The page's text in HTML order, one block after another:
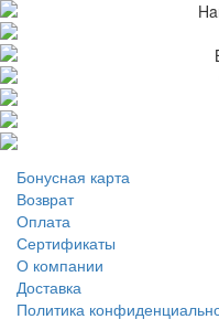
Бонусная карта
Возврат
Оплата
Сертификаты
О компании
Доставка
Политика